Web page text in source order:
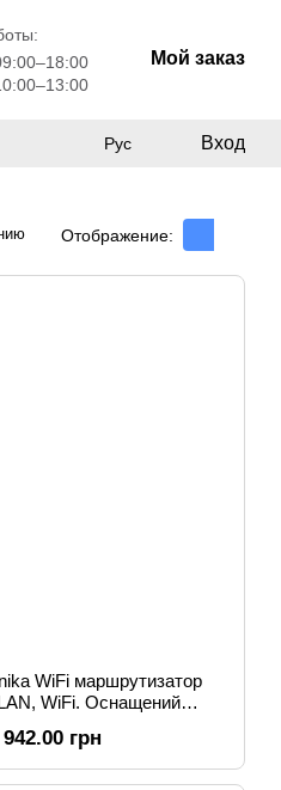
Мой заказ
Рус Вход
Отображение:
WiFi маршрутизатор
WiFi. Оснащений
грн